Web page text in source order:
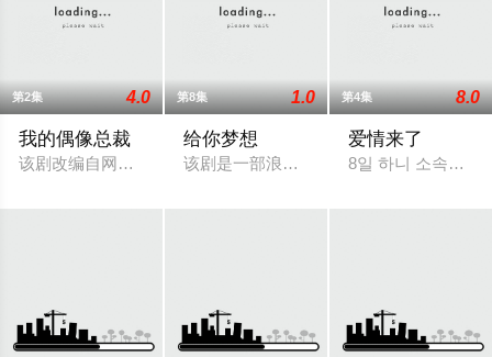
第2集 4.0
我的偶像总裁
该剧改编自网络漫画《我的欧巴是偶像》，是一部浪漫喜剧。
第8集 1.0
给你梦想
该剧是一部浪漫喜剧，讲述了连一个梦想
第4集 8.0
爱情来了
8일 하니 소속사 써